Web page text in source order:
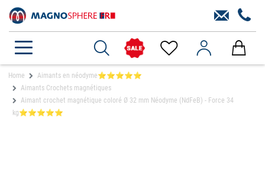
Home
Aimants en néodyme⭐⭐⭐⭐⭐
Aimants Crochets magnétiques
Aimant crochet magnétique coloré Ø 32 mm Néodyme (NdFeB) - Force 34
kg⭐⭐⭐⭐⭐